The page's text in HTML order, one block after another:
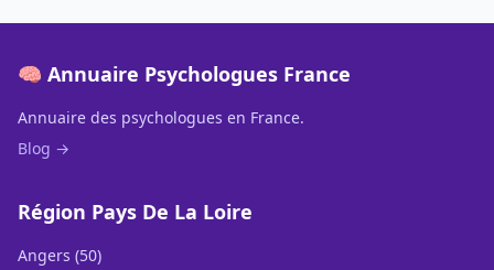
🧠 Annuaire Psychologues France
Annuaire des psychologues en France.
Blog →
Région Pays De La Loire
Angers (50)